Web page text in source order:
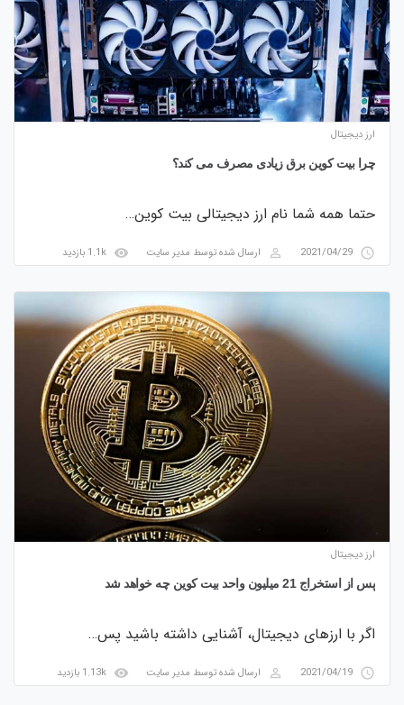
ارز دیجیتال
چرا بیت کوین برق زیادی مصرف می کند؟
حتما همه شما نام ارز دیجیتالی بیت کوین…
access_time
2021/04/29
perm_identity ارسال شده توسط مدیر سایت visibility
ارز دیجیتال
پس از استخراج 21 میلیون واحد بیت کوین چه خواهد شد
اگر با ارزهای دیجیتال، آشنایی داشته باشید پس…
access_time
2021/04/19
perm_identity ارسال شده توسط مدیر سایت visibility